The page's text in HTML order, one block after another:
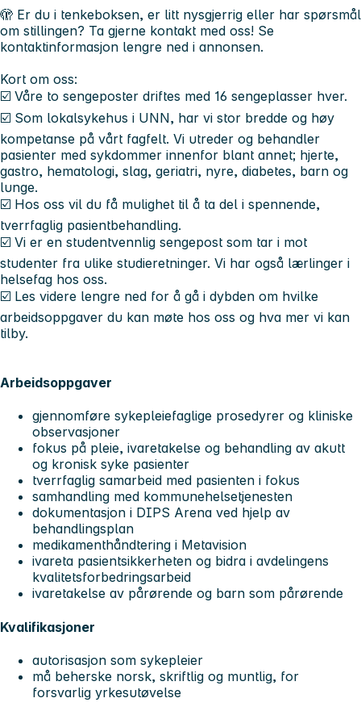
🫣 Er du i tenkeboksen, er litt nysgjerrig eller har spørsmål
om stillingen? Ta gjerne kontakt med oss! Se
kontaktinformasjon lengre ned i annonsen.
Kort om oss:
☑️ Våre to sengeposter driftes med 16 sengeplasser hver.
☑️ Som lokalsykehus i UNN, har vi stor bredde og høy
kompetanse på vårt fagfelt. Vi utreder og behandler
pasienter med sykdommer innenfor blant annet; hjerte,
gastro, hematologi, slag, geriatri, nyre, diabetes, barn og
lunge.
☑️ Hos oss vil du få mulighet til å ta del i spennende,
tverrfaglig pasientbehandling.
☑️ Vi er en studentvennlig sengepost som tar i mot
studenter fra ulike studieretninger. Vi har også lærlinger i
helsefag hos oss.
☑️ Les videre lengre ned for å gå i dybden om hvilke
arbeidsoppgaver du kan møte hos oss og hva mer vi kan
tilby.
Arbeidsoppgaver
gjennomføre sykepleiefaglige prosedyrer og kliniske
observasjoner
fokus på pleie, ivaretakelse og behandling av akutt
og kronisk syke pasienter
tverrfaglig samarbeid med pasienten i fokus
samhandling med kommunehelsetjenesten
dokumentasjon i DIPS Arena ved hjelp av
behandlingsplan
medikamenthåndtering i Metavision
ivareta pasientsikkerheten og bidra i avdelingens
kvalitetsforbedringsarbeid
ivaretakelse av pårørende og barn som pårørende
Kvalifikasjoner
autorisasjon som sykepleier
må beherske norsk, skriftlig og muntlig, for
forsvarlig yrkesutøvelse